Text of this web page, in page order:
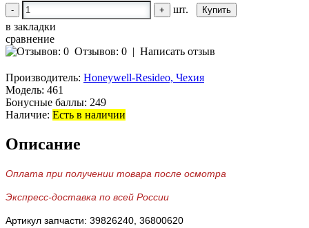
-
+
шт.
в закладки
сравнение
Отзывов: 0 | Написать отзыв
Производитель: Honeywell-Resideo, Чехия
Модель: 461
Бонусные баллы: 249
Наличие: Есть в наличии
Описание
Оплата при получении товара после осмотра
Экспресс-доставка по всей России
Артикул запчасти: 39826240, 36800620